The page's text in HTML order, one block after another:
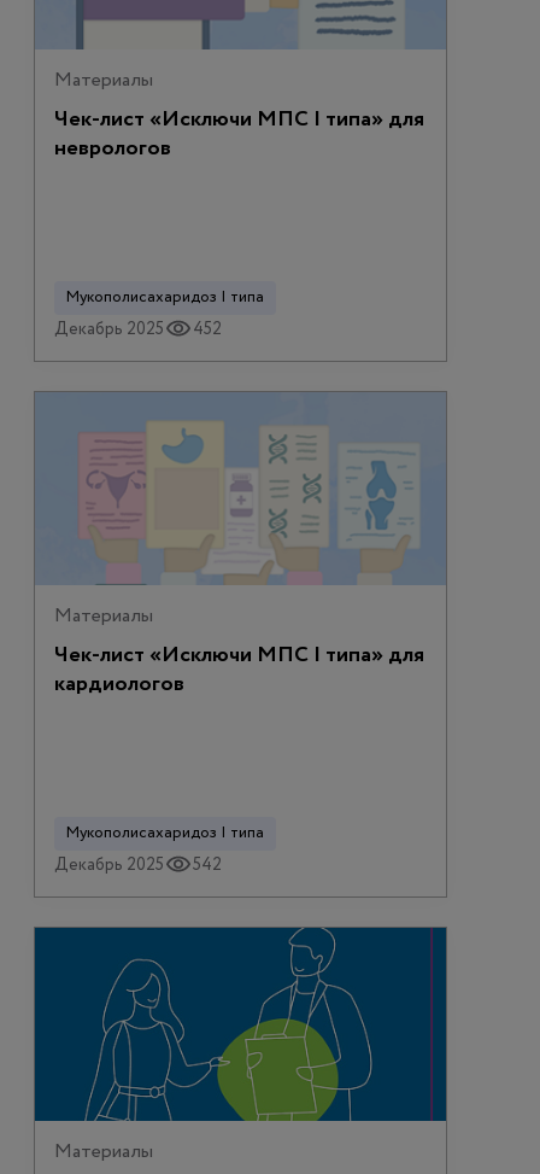
Материалы
Чек-лист «Исключи МПС I типа» для
неврологов
Мукополисахаридоз I типа
Декабрь 2025 452
Материалы
Чек-лист «Исключи МПС I типа» для
кардиологов
Мукополисахаридоз I типа
Декабрь 2025 542
Материалы